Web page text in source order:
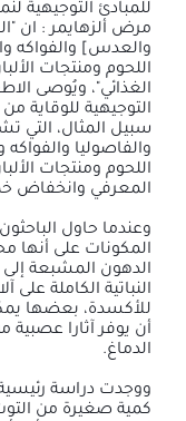
مرض ألزهايمر : ان
والعدس] والفواكه
اللحوم ومنتجات
الغذائي"، ويُوصى
التوجيهية للوقاية
سبيل المثال، التي
والفاصوليا
اللحوم ومنتجات
المعرفي وانخفاض
وعندما حاول
المكونات على أنها
الدهون المشبعة
النباتية الكاملة
للأكسدة، بعضها
أن يوفر آثارا
الدماغ.
ووجدت دراسة رئيسية
كمية صغيرة من